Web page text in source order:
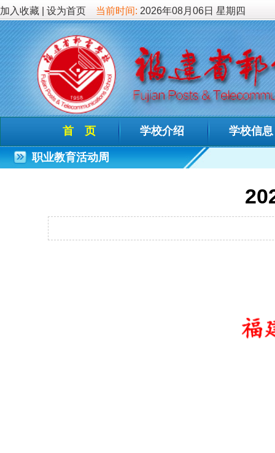
加入收藏|设为首页 当前时间:2026年08月06日 星期四
首 页 学校介绍 学校信息 德育教
2022年职